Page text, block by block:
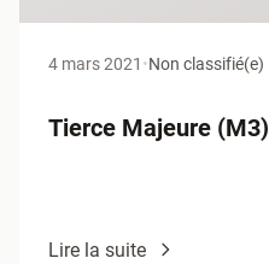
4 mars 2021 •Non classifié(e)
Tierce Majeure (M3)
Lire la suite